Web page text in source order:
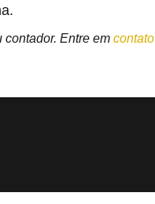
contador. Entre emcontato